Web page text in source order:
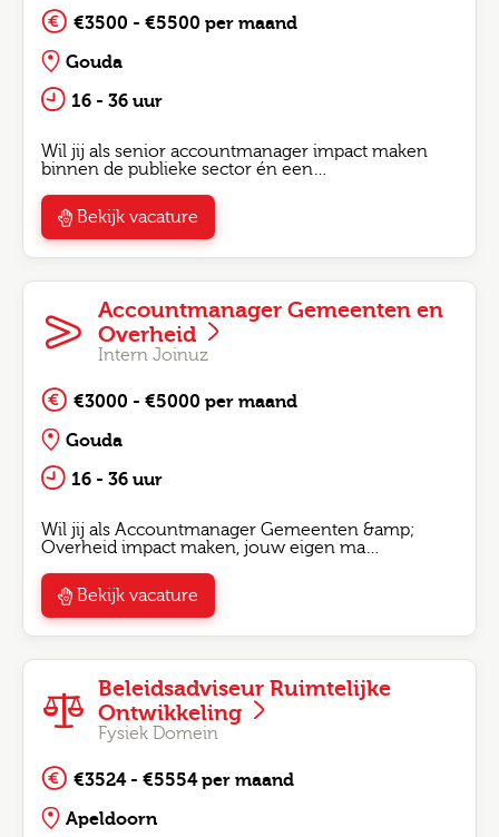
€3500 - €5500 per maand
Gouda
16 - 36 uur
Wil jij als senior accountmanager impact maken
binnen de publieke sector én een…
Bekijk vacature
Accountmanager Gemeenten en
Overheid
Intern Joinuz
€3000 - €5000 per maand
Gouda
16 - 36 uur
Wil jij als Accountmanager Gemeenten &amp;
Overheid impact maken, jouw eigen ma…
Bekijk vacature
Beleidsadviseur Ruimtelijke
Ontwikkeling
Fysiek Domein
€3524 - €5554 per maand
Apeldoorn